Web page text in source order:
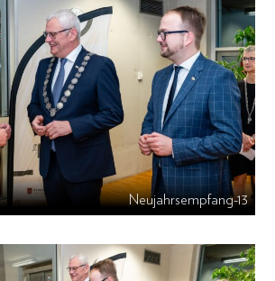
Neujahrsempfang-13